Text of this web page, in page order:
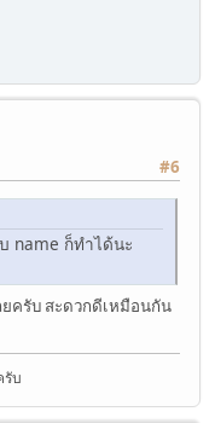
#6
name ก็ทำได้นะ
ครับ สะดวกดีเหมือนกัน
รับ